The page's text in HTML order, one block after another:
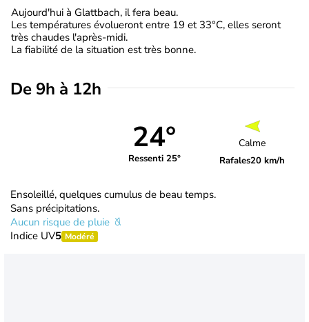
Aujourd'hui à Glattbach, il fera beau.
Les températures évolueront entre 19 et 33°C, elles seront
très chaudes l'après-midi.
La fiabilité de la situation est très bonne.
De 9h à 12h
24°
Ressenti 25°
Calme
Rafales20 km/h
Ensoleillé, quelques cumulus de beau temps.
Sans précipitations.
Aucun risque de pluie
Indice UV5 Modéré